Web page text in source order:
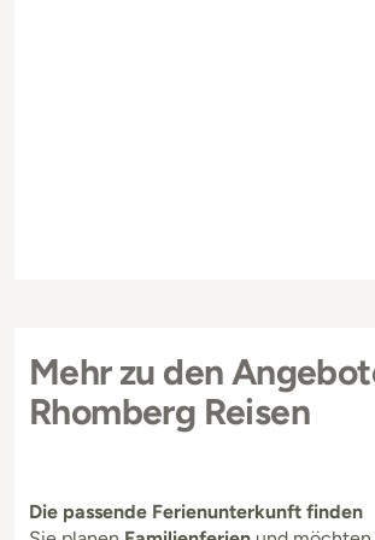
Mehr zu den
Rhomberg Reisen
Die passende Ferienunterkunft finden